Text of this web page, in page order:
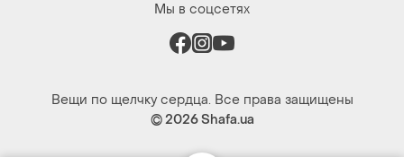
Мы в соцсетях
Вещи по щелчку сердца. Все права защищены
© 2026Shafa.ua